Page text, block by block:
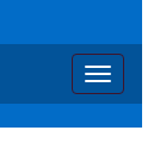
Toggle